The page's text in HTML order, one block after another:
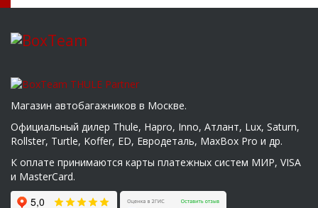
Магазин автобагажников в Москве.
Официальный дилер Thule, Hapro, Inno, Атлант, Lux, Saturn,
Rollster, Turtle, Koffer, ED, Евродеталь, MaxBox Pro и др.
К оплате принимаются карты платежных систем МИР, VISA
и MasterCard.